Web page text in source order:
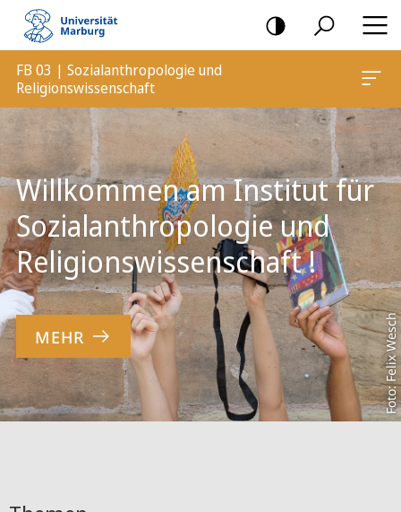
Mobile-
Navigation
FB 03 | Sozialanthropologie und
Religionswissenschaft
Hauptinhalt
Foto: Felix Wesch
Willkommen am Institut für
Sozialanthropologie und
Religionswissenschaft !
MEHR